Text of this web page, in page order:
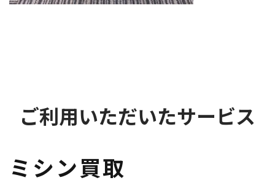
ご利用いただいたサービス
ミシン買取